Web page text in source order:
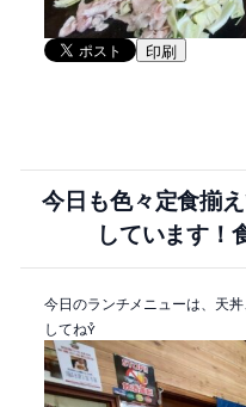
印刷
今日も色々定食揃
しています！
今日のランチメニューは、天
してね